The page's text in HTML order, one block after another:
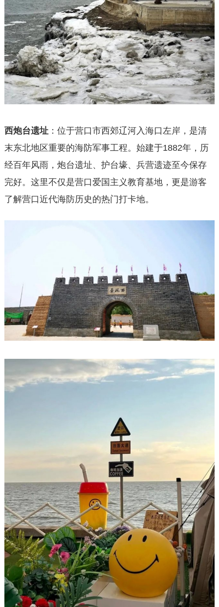
西炮台遗址：位于营口市西郊辽河入海口左岸，是清
末东北地区重要的海防军事工程。始建于1882年，历
经百年风雨，炮台遗址、护台壕、兵营遗迹至今保存
完好。这里不仅是营口爱国主义教育基地，更是游客
了解营口近代海防历史的热门打卡地。